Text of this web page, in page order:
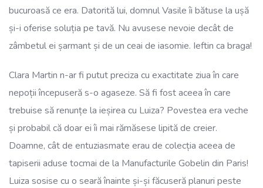
bucuroasă ce era. Datorită lui, domnul Vasile îi bătuse la ușă
și-i oferise soluția pe tavă. Nu avusese nevoie decât de
zâmbetul ei șarmant și de un ceai de iasomie. Ieftin ca braga!
Clara Martin n-ar fi putut preciza cu exactitate ziua în care
nepoții începuseră s-o agaseze. Să fi fost aceea în care
trebuise să renunțe la ieșirea cu Luiza? Povestea era veche
și probabil că doar ei îi mai rămăsese lipită de creier.
Doamne, cât de entuziasmate erau de colecția aceea de
tapiserii aduse tocmai de la Manufacturile Gobelin din Paris!
Luiza sosise cu o seară înainte și-și făcuseră planuri peste